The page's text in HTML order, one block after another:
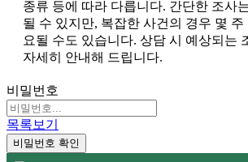
종류 등에 따라 다릅니다. 간단한 조사
될 수 있지만, 복잡한 사건의 경우 몇 주
요될 수도 있습니다. 상담 시 예상되는
자세히 안내해 드립니다.
비밀번호
목록보기
비밀번호 확인